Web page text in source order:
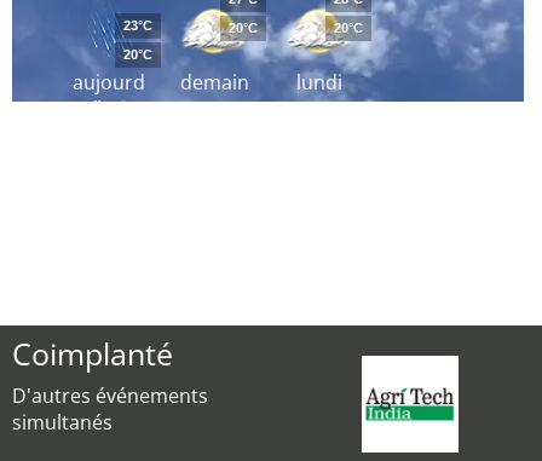
aujourd
´hui
23°C
20°C
demain
20°C
lundi
20°C
Coimplanté
D'autres événements
simultanés